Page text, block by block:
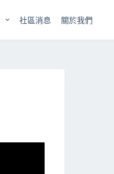
社區消息 關於我們